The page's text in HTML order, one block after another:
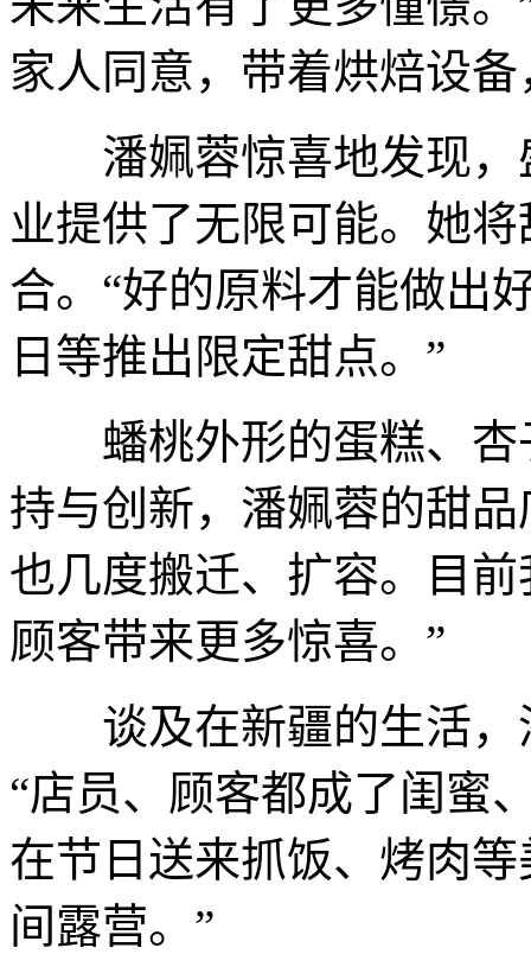
家人同意，带着烘焙设
潘姵蓉惊喜地发现，
业提供了无限可能。她
合。“好的原料才能做出
日等推出限定甜点。”
蟠桃外形的蛋糕、杏
持与创新，潘姵蓉的甜
也几度搬迁、扩容。目
顾客带来更多惊喜。”
谈及在新疆的生活，
“店员、顾客都成了闺蜜
在节日送来抓饭、烤肉
间露营。”